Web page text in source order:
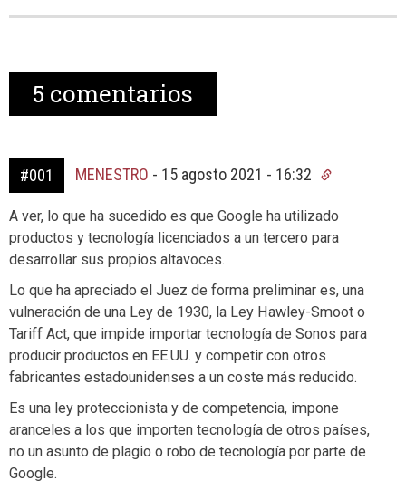
5 comentarios
#001 MENESTRO - 15 agosto 2021 - 16:32
A ver, lo que ha sucedido es que Google ha utilizado
productos y tecnología licenciados a un tercero para
desarrollar sus propios altavoces.
Lo que ha apreciado el Juez de forma preliminar es, una
vulneración de una Ley de 1930, la Ley Hawley-Smoot o
Tariff Act, que impide importar tecnología de Sonos para
producir productos en EE.UU. y competir con otros
fabricantes estadounidenses a un coste más reducido.
Es una ley proteccionista y de competencia, impone
aranceles a los que importen tecnología de otros países,
no un asunto de plagio o robo de tecnología por parte de
Google.